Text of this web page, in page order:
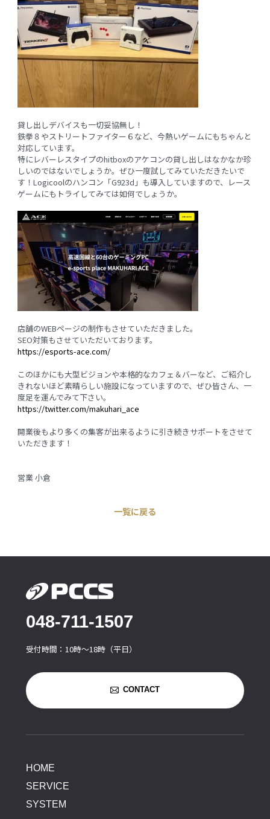
貸し出しデバイスも一切妥協無し！
鉄拳８やストリートファイター６など、今熱いゲームにもちゃんと
対応しています。
特にレバーレスタイプのhitboxのアケコンの貸し出しはなかなか珍
しいのではないでしょうか。ぜひ一度試してみていただきたいで
す！Logicoolのハンコン「G923d」も導入していますので、レース
ゲームにもトライしてみては如何でしょうか。
店舗のWEBページの制作もさせていただきました。
SEO対策もさせていただいております。
https://esports-ace.com/
このほかにも大型ビジョンや本格的なカフェ＆バーなど、ご紹介し
きれないほど素晴らしい施設になっていますので、ぜひ皆さん、一
度足を運んでみて下さい。
https://twitter.com/makuhari_ace
開業後もより多くの集客が出来るように引き続きサポートをさせて
いただきます！
営業 小倉
一覧に戻る
048-711-1507
受付時間：10時〜18時（平日）
CONTACT
HOME
SERVICE
SYSTEM